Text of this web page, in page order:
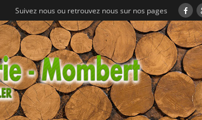
Suivez nous ou retrouvez nous sur nos pages